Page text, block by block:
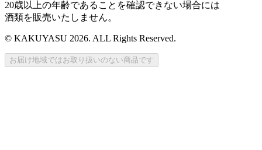
20歳以上の年齢であることを確認できない場合には
酒類を販売いたしません。
© KAKUYASU 2026. ALL Rights Reserved.
お届け地域ではお取り扱いのない商品です